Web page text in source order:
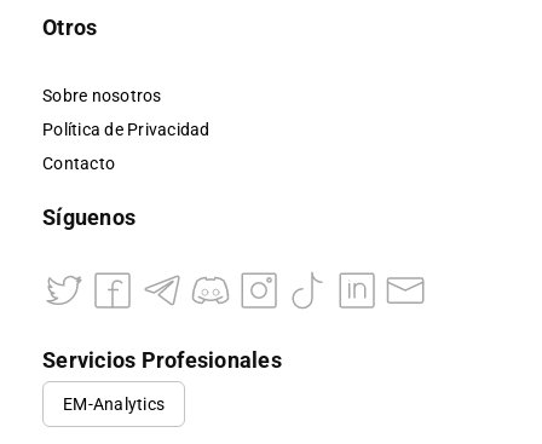
Otros
Sobre nosotros
Política de Privacidad
Contacto
Síguenos
Servicios Profesionales
EM-Analytics